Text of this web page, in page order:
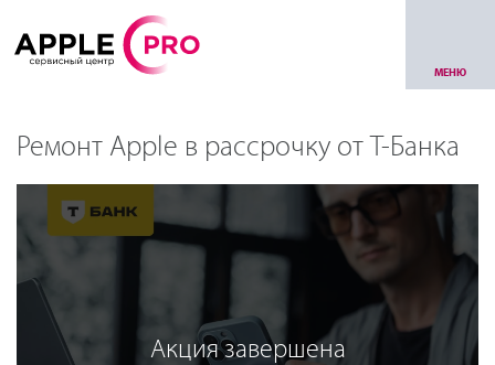
МЕНЮ
Ремонт Apple в рассрочку от Т-Банка
Акция завершена